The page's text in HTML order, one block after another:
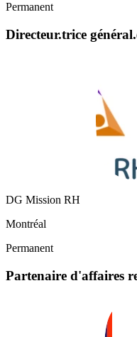
Permanent
Directeur.trice
DG Mission RH
Montréal
Permanent
Partenaire d'affaires